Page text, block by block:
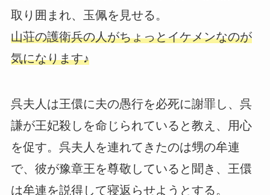
取り囲まれ、玉佩を見せる。
山荘の護衛兵の人がちょっとイケメンなのが
気になります♪
呉夫人は王儇に夫の愚行を必死に謝罪し、呉
謙が王妃殺しを命じられていると教え、用心
を促す。呉夫人を連れてきたのは甥の牟連
で、彼が豫章王を尊敬していると聞き、王儇
は牟連を説得して寝返らせようとする。